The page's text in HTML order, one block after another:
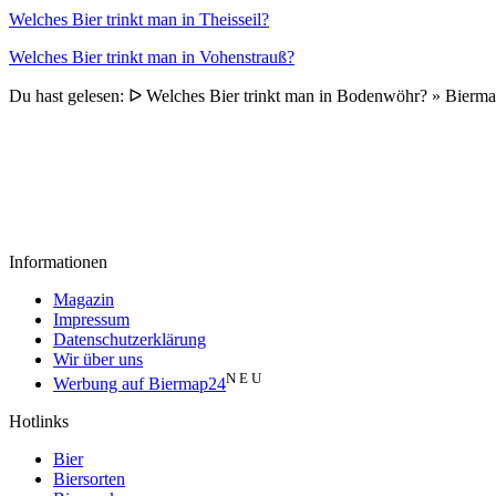
Welches Bier trinkt man in Theisseil?
Welches Bier trinkt man in Vohenstrauß?
Du hast gelesen: ᐅ Welches Bier trinkt man in Bodenwöhr? »
Informationen
Magazin
Impressum
Datenschutzerklärung
Wir über uns
Werbung auf Biermap24N E U
Hotlinks
Bier
Biersorten